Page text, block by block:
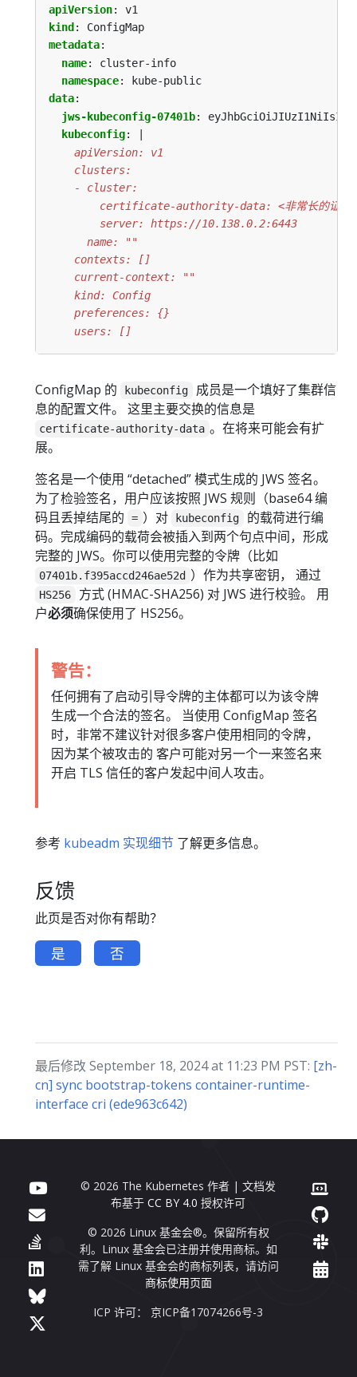
apiVersion:
v1
kind :
ConfigMap
metadata:
name:
cluster-info
namespace:
kube-public
data:
jws-kubeconfig-07401b:
kubeconfig:
    users: []
ConfigMap 的 kubeconfig
成员是一个填好了集群信
息的配置文件。 这里主要交换的信息是
certificate-authority-data 。在将来可能会有扩
展。
签名是一个使用 “detached” 模式生成的 JWS 签名。
为了检验签名，用户应该按照 JWS 规则（base64 编
码且丢掉结尾的
= ）对 kubeconfig
的载荷进行编
码。完成编码的载荷会被插入到两个句点中间，形成
完整的 JWS。你可以使用完整的令牌（比如
07401b.f395accd246ae52d ）作为共享密钥， 通过
HS256
方式 (HMAC-SHA256) 对 JWS 进行校验。 用
户必须确保使用了 HS256。
警告：
任何拥有了启动引导令牌的主体都可以为该令牌
生成一个合法的签名。 当使用 ConfigMap 签名
时，非常不建议针对很多客户使用相同的令牌，
因为某个被攻击的 客户可能对另一个一来签名来
开启 TLS 信任的客户发起中间人攻击。
参考 kubeadm 实现细节 了解更多信息。
反馈
此页是否对你有帮助？
是 否
最后修改 September 18, 2024 at 11:23 PM PST: [zh-
cn] sync bootstrap-tokens container-runtime-
interface cri (ede963c642)
© 2026 The Kubernetes 作者 | 文档发
布基于CC BY 4.0 授权许可
© 2026 Linux 基金会®。保留所有权
利。Linux 基金会已注册并使用商标。如
需了解 Linux 基金会的商标列表，请访问
商标使用页面
ICP 许可： 京ICP备17074266号-3